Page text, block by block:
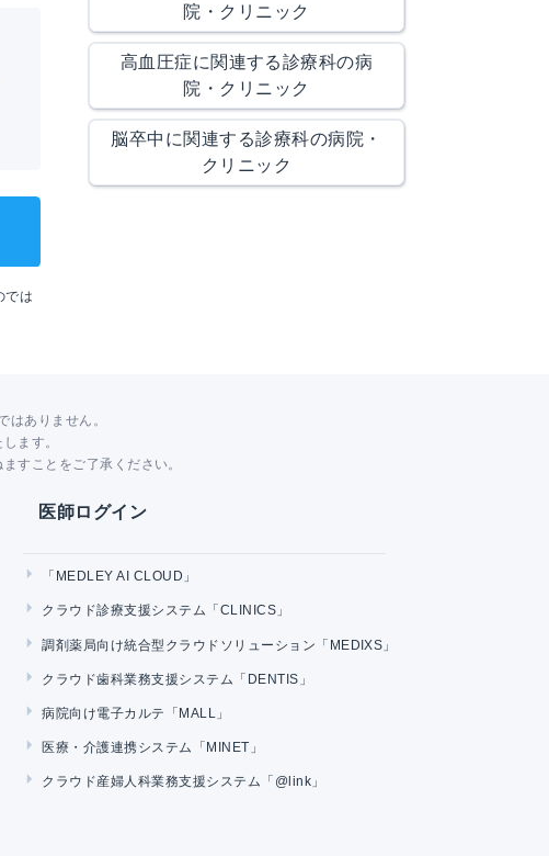
では
院・クリニック
高血圧症に関連する診療科の病
院・クリニック
脳卒中に関連する診療科の病院・
クリニック
はありません。
ます。
すことをご了承ください。
医師ログイン
「MEDLEY AI CLOUD」
クラウド診療支援システム「CLINICS」
調剤薬局向け統合型クラウドソリューション「MEDIXS」
クラウド歯科業務支援システム「DENTIS」
病院向け電子カルテ「MALL」
医療・介護連携システム「MINET」
クラウド産婦人科業務支援システム「@link」